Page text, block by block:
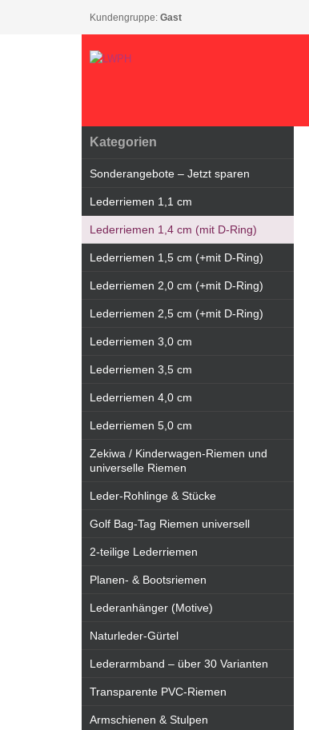
Kundengruppe: Gast
Kategorien
Sonderangebote – Jetzt sparen
Lederriemen 1,1 cm
Lederriemen 1,4 cm (mit D-Ring)
Lederriemen 1,5 cm (+mit D-Ring)
Lederriemen 2,0 cm (+mit D-Ring)
Lederriemen 2,5 cm (+mit D-Ring)
Lederriemen 3,0 cm
Lederriemen 3,5 cm
Lederriemen 4,0 cm
Lederriemen 5,0 cm
Zekiwa / Kinderwagen-Riemen und
universelle Riemen
Leder-Rohlinge & Stücke
Golf Bag-Tag Riemen universell
2-teilige Lederriemen
Planen- & Bootsriemen
Lederanhänger (Motive)
Naturleder-Gürtel
Lederarmband – über 30 Varianten
Transparente PVC-Riemen
Armschienen & Stulpen